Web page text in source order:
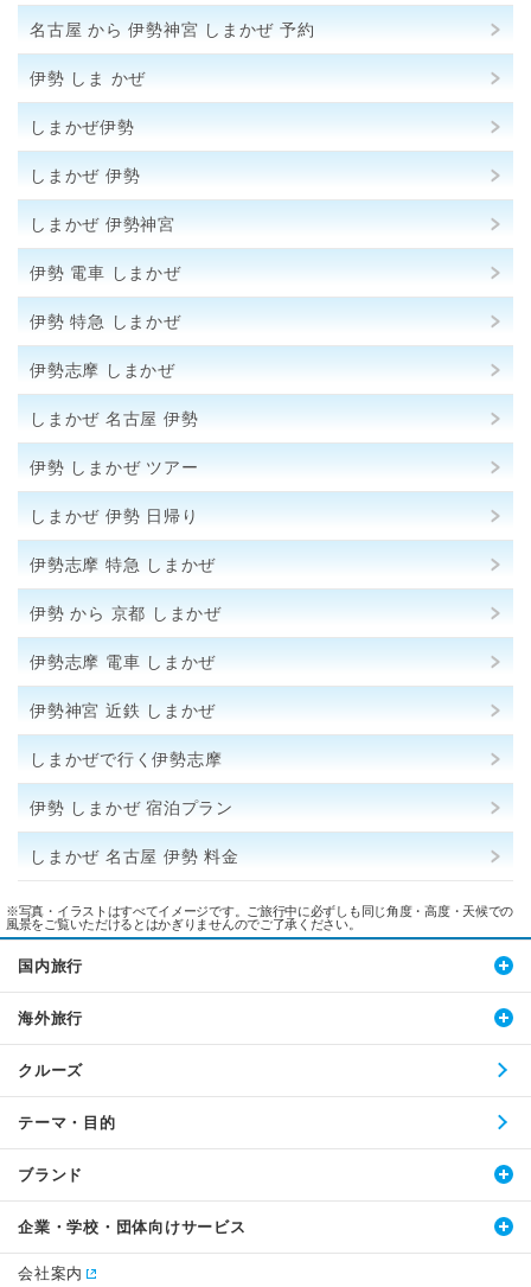
名古屋 から 伊勢神宮 しまかぜ 予約
伊勢 しま かぜ
しまかぜ伊勢
しまかぜ 伊勢
しまかぜ 伊勢神宮
伊勢 電車 しまかぜ
伊勢 特急 しまかぜ
伊勢志摩 しまかぜ
しまかぜ 名古屋 伊勢
伊勢 しまかぜ ツアー
しまかぜ 伊勢 日帰り
伊勢志摩 特急 しまかぜ
伊勢 から 京都 しまかぜ
伊勢志摩 電車 しまかぜ
伊勢神宮 近鉄 しまかぜ
しまかぜで行く伊勢志摩
伊勢 しまかぜ 宿泊プラン
しまかぜ 名古屋 伊勢 料金
※写真・イラストはすべてイメージです。ご旅行中に必ずしも同じ角度・高度・天候での
風景をご覧いただけるとはかぎりませんのでご了承ください。
国内旅行
海外旅行
クルーズ
テーマ・目的
ブランド
企業・学校・団体向けサービス
会社案内